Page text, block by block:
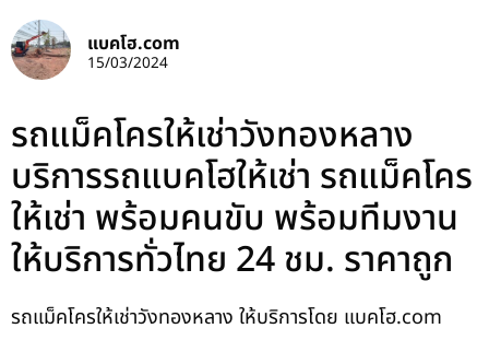
แบคโฮ.com
15/03/2024
รถแม็คโครให้เช่าวังทองหลาง
บริการรถแบคโฮให้เช่า รถแม็คโคร
ให้เช่า พร้อมคนขับ พร้อมทีมงาน
ให้บริการทั่วไทย 24 ชม. ราคาถูก
รถแม็คโครให้เช่าวังทองหลาง ให้บริการโดย แบคโฮ.com